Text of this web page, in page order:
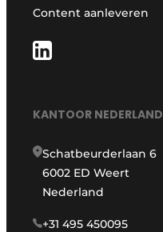
Content aanleveren
KANTOOR NEDERLAND
Schatbeurderlaan 6
6002 ED Weert
Nederland
+31 495 450095